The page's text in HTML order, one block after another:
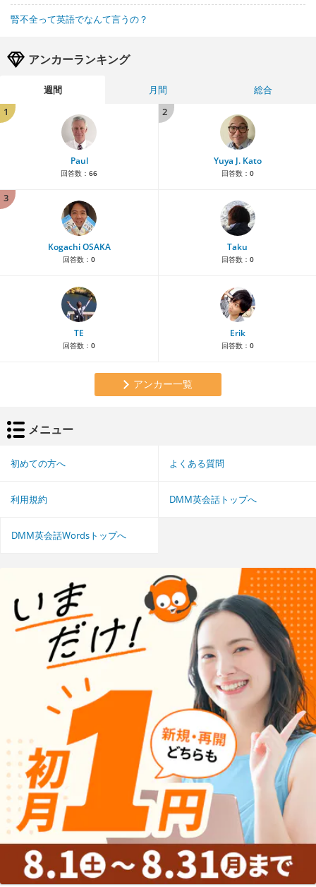
腎不全って英語でなんて言うの？
アンカーランキング
週間 月間
総合
1
Paul
回答数： 66
2
Yuya J. Kato
回答数： 0
3
Kogachi OSAKA
回答数： 0
Taku
回答数： 0
TE
回答数： 0
Erik
回答数： 0
アンカー一覧
メニュー
初めての方へ よくある質問
利用規約 DMM英会話トップへ
DMM英会話Wordsトップへ